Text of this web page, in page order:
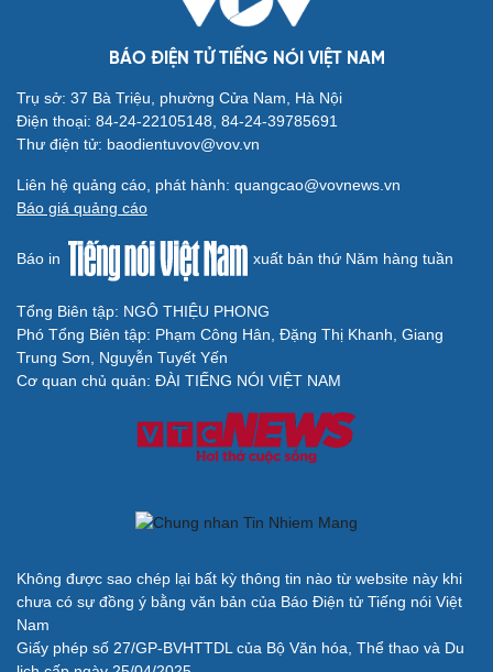
BÁO ĐIỆN TỬ TIẾNG NÓI VIỆT NAM
Trụ sở: 37 Bà Triệu, phường Cửa Nam, Hà Nội
Điện thoại: 84-24-22105148, 84-24-39785691
Thư điện tử: baodientuvov@vov.vn
Liên hệ quảng cáo, phát hành: quangcao@vovnews.vn
Báo giá quảng cáo
Báo in xuất bản thứ Năm hàng tuần
Tổng Biên tập: NGÔ THIỆU PHONG
Phó Tổng Biên tập: Phạm Công Hân, Đặng Thị Khanh, Giang
Trung Sơn, Nguyễn Tuyết Yến
Cơ quan chủ quản: ĐÀI TIẾNG NÓI VIỆT NAM
Không được sao chép lại bất kỳ thông tin nào từ website này khi
chưa có sự đồng ý bằng văn bản của Báo Điện tử Tiếng nói Việt
Nam
Giấy phép số 27/GP-BVHTTDL của Bộ Văn hóa, Thể thao và Du